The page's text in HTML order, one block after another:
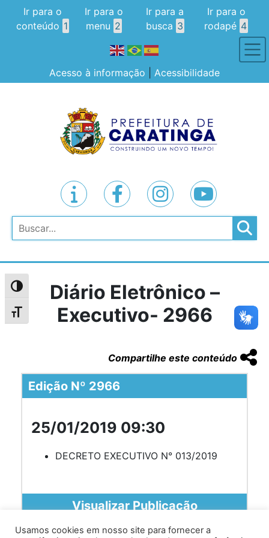
Alternar alto contraste
Alternar tamanho da fonte
Ir para o
conteúdo 1
Ir para o
menu 2
Ir para a
busca 3
Ir para o
rodapé 4
Acesso à informação Acessibilidade
Pesquisar
Diário Eletrônico –
Executivo- 2966
Compartilhe este conteúdo
Edição Nº 2966
25/01/2019 09:30
DECRETO EXECUTIVO N° 013/2019
Visualizar Publicação
Usamos cookies em nosso site para fornecer a